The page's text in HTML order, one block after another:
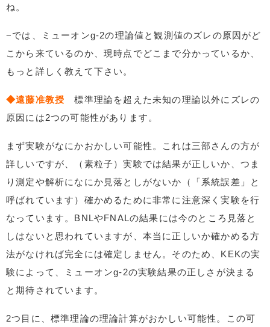
ね。
−では、ミューオンg-2の理論値と観測値のズレの原因がど
こから来ているのか、現時点でどこまで分かっているか、
もっと詳しく教えて下さい。
◆遠藤准教授 標準理論を超えた未知の理論以外にズレの
原因には2つの可能性があります。
まず実験がなにかおかしい可能性。これは三部さんの方が
詳しいですが、（素粒子）実験では結果が正しいか、つま
り測定や解析になにか見落としがないか（「系統誤差」と
呼ばれています）確かめるために非常に注意深く実験を行
なっています。BNLやFNALの結果には今のところ見落と
しはないと思われていますが、本当に正しいか確かめる方
法がなければ完全には確定しません。そのため、KEKの実
験によって、ミューオンg-2の実験結果の正しさが決まる
と期待されています。
2つ目に、標準理論の理論計算がおかしい可能性。この可